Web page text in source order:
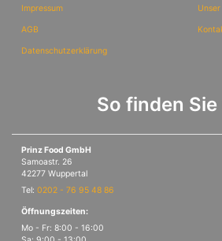
Impressum
AGB
Datenschutzerklärung
So finden Sie
Prinz Food GmbH
Samoastr. 26
42277 Wuppertal
Tel: 0202 - 76 95 48 86
Öffnungszeiten:
Mo - Fr: 8:00 - 16:00